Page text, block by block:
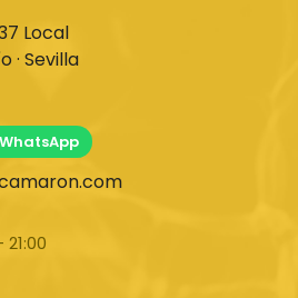
Local
· Sevilla
WhatsApp
21:00